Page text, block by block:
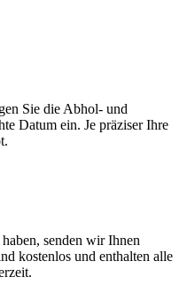
Sie die Abhol- und
Datum ein. Je präziser Ihre
senden wir Ihnen
kostenlos und enthalten alle